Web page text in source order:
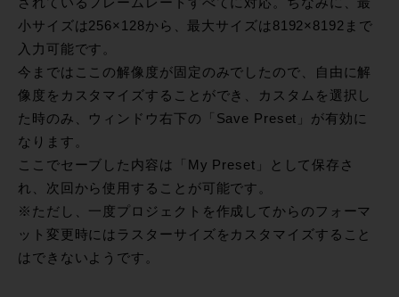
小サイズは256×128から、最大サイズは8192×8192まで
入力可能です。
今まではここの解像度が固定のみでしたので、自由に解
像度をカスタマイズすることができ、カスタムを選択し
た時のみ、ウィンドウ右下の「Save Preset」が有効に
なります。
ここでセーブした内容は「My Preset」として保存さ
れ、次回から使用することが可能です。
※ただし、一度プロジェクトを作成してからのフォーマ
ット変更時にはラスターサイズをカスタマイズすること
はできないようです。